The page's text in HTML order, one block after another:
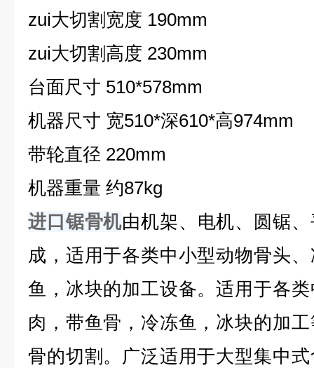
zui大切割宽度 190mm
zui大切割高度 230mm
台面尺寸 510*578mm
机器尺寸 宽510*深610*高974mm
带轮直径 220mm
机器重量 约87kg
进口锯骨机由机架、电机、圆锯
成，适用于各类中小型动物骨头
鱼，冰块的加工设备。适用于各
肉，带鱼骨，冷冻鱼，冰块的加
骨的切割。广泛适用于大型集中